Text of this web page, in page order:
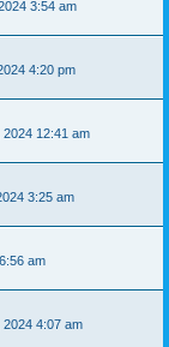
3:54 am
4:20 pm
12:41 am
3:25 am
am
2024 4:07 am